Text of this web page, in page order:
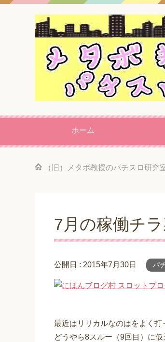
ホーム
（旧）メタボ教授のパチスロ研究
7月の稼働チ
公開日 : 2015年7月30日 パ
最近はリリカルなのはをよく打
どうやら8スルー（9回目）に仮